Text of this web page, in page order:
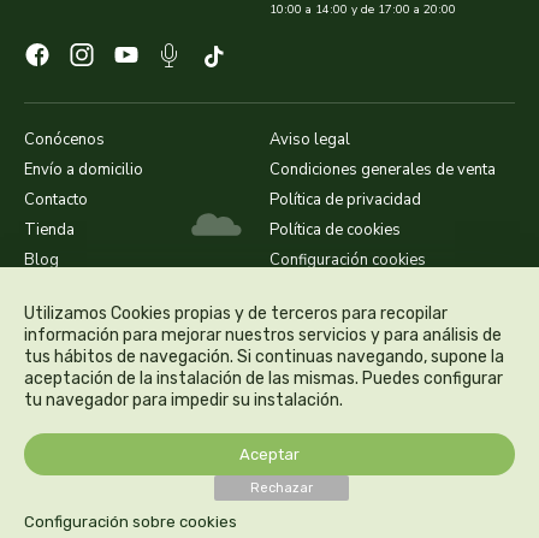
Utilizamos Cookies propias y de terceros para recopilar
información para mejorar nuestros servicios y para análisis de
tus hábitos de navegación. Si continuas navegando, supone la
aceptación de la instalación de las mismas. Puedes configurar
tu navegador para impedir su instalación.
Aceptar
Rechazar
Configuración sobre cookies
Conócenos
Envío a domicilio
Contacto
Tienda
Blog
Aviso legal
Condiciones generales de venta
Política de privacidad
Política de cookies
Configuración cookies
10:00 a 14:00 y de 17:00 a 20:00
dielisa
dietisa
dietmed
dis
dismages
dr dunner